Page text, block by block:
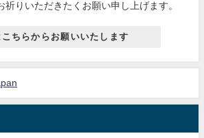
祈りいただきたくお願い申し上げます。
ちらからお願いいたします